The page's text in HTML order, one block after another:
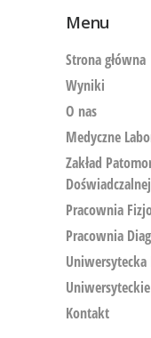
Menu
Strona główna
Wyniki
O nas
Medyczne
Zakład
Doświadczalnej
Pracownia
Pracownia
Kontakt